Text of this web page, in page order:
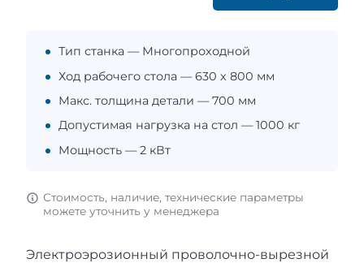
Тип станка — Многопроходной
Ход рабочего стола — 630 х 800 мм
Макс. толщина детали — 700 мм
Допустимая нагрузка на стол — 1000 кг
Мощность — 2 кВт
Стоимость, наличие, технические параметры
можете уточнить у менеджера
Электроэрозионный проволочно-вырезной